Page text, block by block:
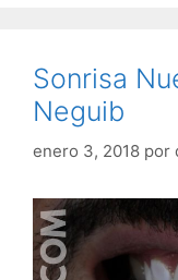
Sonrisa
Neguib
enero 3, 2018 por